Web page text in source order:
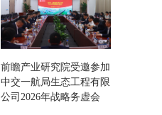
前瞻产业研究院受邀参加
中交一航局生态工程有限
公司2026年战略务虚会